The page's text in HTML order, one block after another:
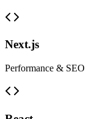
Next.js
Performance & SEO